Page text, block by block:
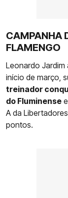
CAMPANHA
FLAMENGO
Leonardo Jardim
início de março,
treinador
do Fluminense
A da
pontos.